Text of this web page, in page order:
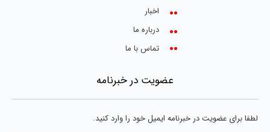
اخبار
درباره ما
تماس با ما
عضویت در خبرنامه
لطفا برای عضویت در خبرنامه ایمیل خود را وارد کنید.